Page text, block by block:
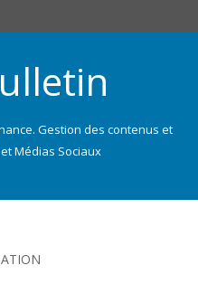
Gestion des contenus et
Médias Sociaux